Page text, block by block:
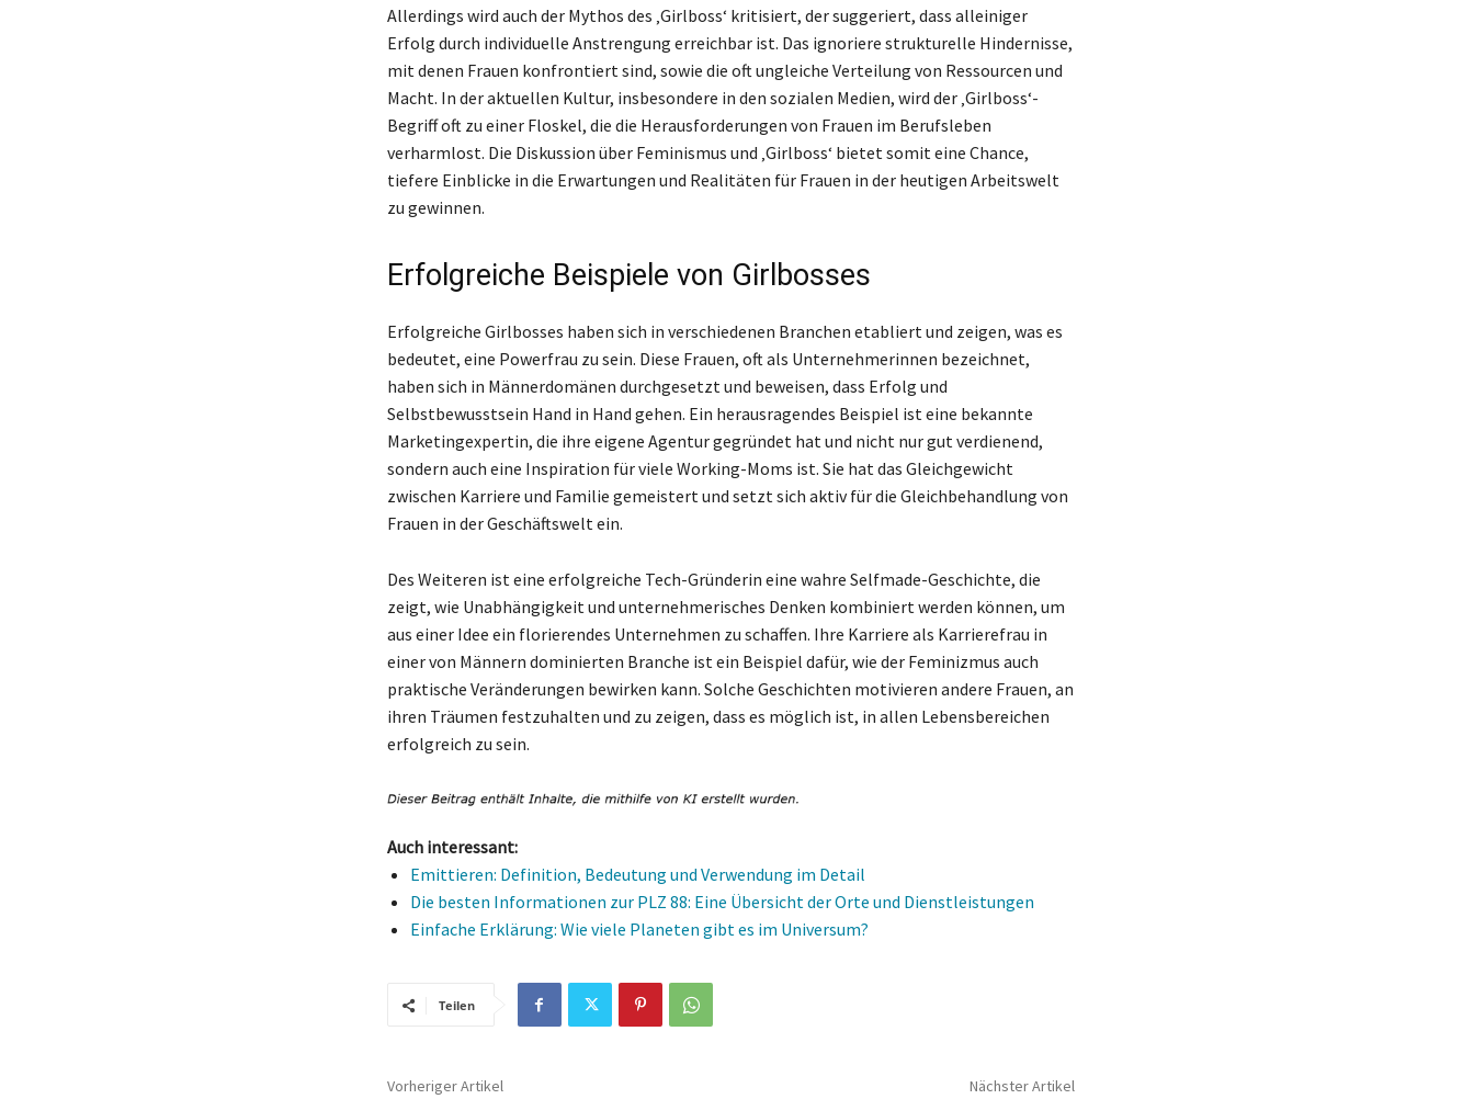
Allerdings wird auch der Mythos des ‚Girlboss‘ kritisiert, der suggeriert, dass alleiniger
Erfolg durch individuelle Anstrengung erreichbar ist. Das ignoriere strukturelle Hindernisse,
mit denen Frauen konfrontiert sind, sowie die oft ungleiche Verteilung von Ressourcen und
Macht. In der aktuellen Kultur, insbesondere in den sozialen Medien, wird der ‚Girlboss‘-
Begriff oft zu einer Floskel, die die Herausforderungen von Frauen im Berufsleben
verharmlost. Die Diskussion über Feminismus und ‚Girlboss‘ bietet somit eine Chance,
tiefere Einblicke in die Erwartungen und Realitäten für Frauen in der heutigen Arbeitswelt
zu gewinnen.
Erfolgreiche Beispiele von Girlbosses
Erfolgreiche Girlbosses haben sich in verschiedenen Branchen etabliert und zeigen, was es
bedeutet, eine Powerfrau zu sein. Diese Frauen, oft als Unternehmerinnen bezeichnet,
haben sich in Männerdomänen durchgesetzt und beweisen, dass Erfolg und
Selbstbewusstsein Hand in Hand gehen. Ein herausragendes Beispiel ist eine bekannte
Marketingexpertin, die ihre eigene Agentur gegründet hat und nicht nur gut verdienend,
sondern auch eine Inspiration für viele Working-Moms ist. Sie hat das Gleichgewicht
zwischen Karriere und Familie gemeistert und setzt sich aktiv für die Gleichbehandlung von
Frauen in der Geschäftswelt ein.
Des Weiteren ist eine erfolgreiche Tech-Gründerin eine wahre Selfmade-Geschichte, die
zeigt, wie Unabhängigkeit und unternehmerisches Denken kombiniert werden können, um
aus einer Idee ein florierendes Unternehmen zu schaffen. Ihre Karriere als Karrierefrau in
einer von Männern dominierten Branche ist ein Beispiel dafür, wie der Feminizmus auch
praktische Veränderungen bewirken kann. Solche Geschichten motivieren andere Frauen, an
ihren Träumen festzuhalten und zu zeigen, dass es möglich ist, in allen Lebensbereichen
erfolgreich zu sein.
Auch interessant:
Emittieren: Definition, Bedeutung und Verwendung im Detail
Die besten Informationen zur PLZ 88: Eine Übersicht der Orte und Dienstleistungen
Einfache Erklärung: Wie viele Planeten gibt es im Universum?
Teilen
Vorheriger Artikel Nächster Artikel